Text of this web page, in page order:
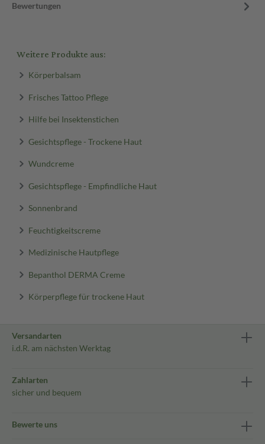
Bewertungen
Weitere Produkte aus:
Körperbalsam
Frisches Tattoo Pflege
Hilfe bei Insektenstichen
Gesichtspflege - Trockene Haut
Wundcreme
Gesichtspflege - Empfindliche Haut
Sonnenbrand
Feuchtigkeitscreme
Medizinische Hautpflege
Bepanthol DERMA Creme
Körperpflege für trockene Haut
Versandarten
i.d.R. am nächsten Werktag
Zahlarten
sicher und bequem
Bewerte uns